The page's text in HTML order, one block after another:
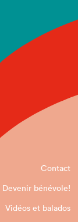
Contact
Devenir bénévole!
Vidéos et balados